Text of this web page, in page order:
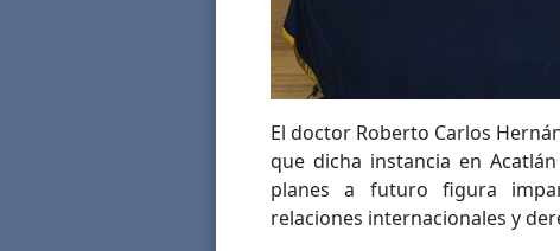
El doctor Roberto Carlos
que dicha instancia en
planes a futuro figura
relaciones internacionales y